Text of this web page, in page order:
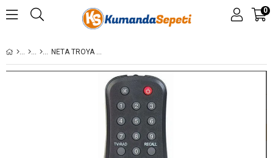
0
NETA TROYA UYDU ALICI KUMANDASI